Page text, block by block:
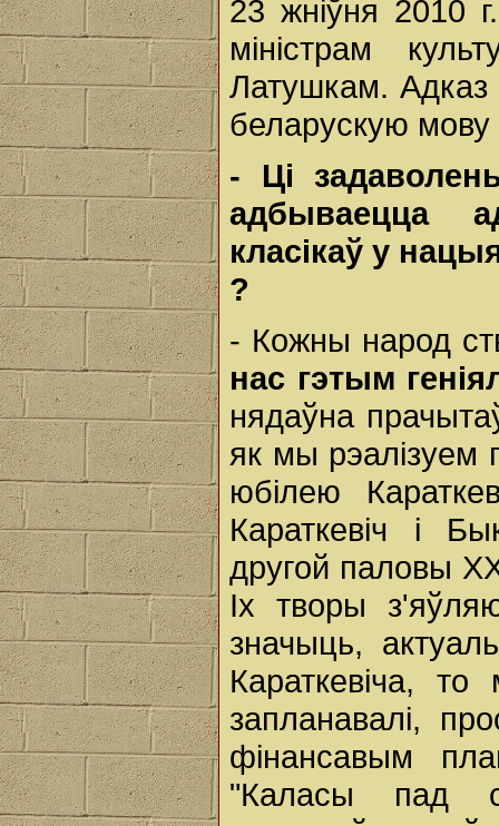
23 жніўня 2010
міністрам
Латушкам. Адказ
беларускую
- Ці
адбываецца
класікаў у
?
- Кожны народ
нас гэтым
нядаўна
як мы рэалізуем
юбілею
Караткевіч і
другой паловы
Іх творы
значыць,
Караткевіча,
запланавалі,
фінансавым
"Каласы пад